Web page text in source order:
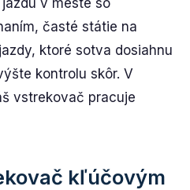
v meste so
časté státie na
ktoré sotva dosiahnu
kontrolu skôr. V
vstrekovač pracuje
kľúčovým